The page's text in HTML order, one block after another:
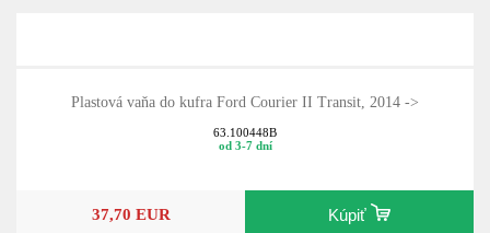
Plastová vaňa do kufra Ford Courier II Transit, 2014 ->
63.100448B
od 3-7 dní
37,70 EUR Kúpiť